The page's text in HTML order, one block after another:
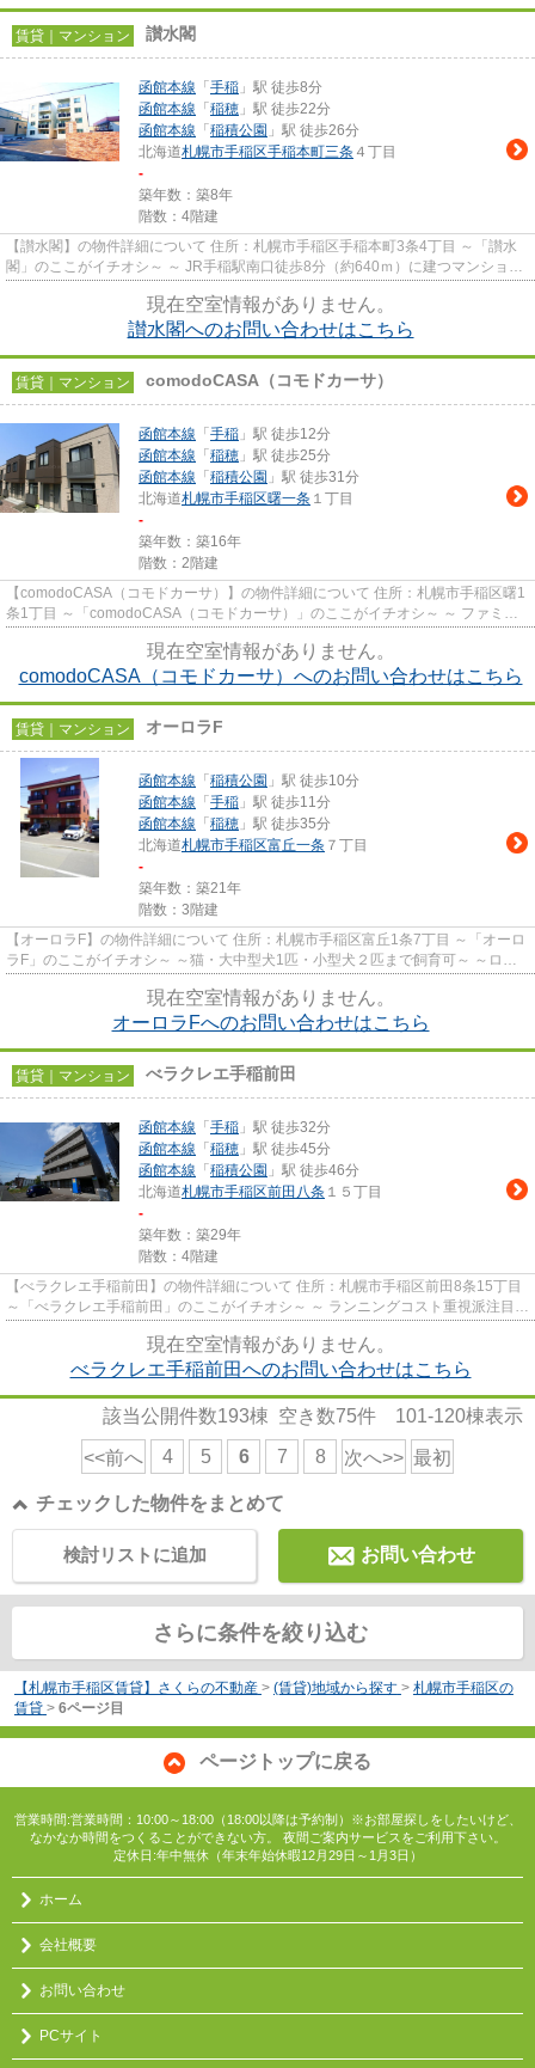
賃貸｜マンション 讃水閣
函館本線 「 手稲 」駅 徒歩8分
函館本線 「 稲穂 」駅 徒歩22分
函館本線 「 稲積公園 」駅 徒歩26分
北海道札幌市手稲区手稲本町三条 ４丁目
-
築年数：築8年
階数：4階建
【讃水閣】の物件詳細について 住所：札幌市手稲区手稲本町3条4丁目 ～「讃水
閣」のここがイチオシ～ ～ JR手稲駅南口徒歩8分（約640ｍ）に建つマンション
現在空室情報がありません。
讃水閣へのお問い合わせはこちら
賃貸｜マンション comodoCASA（コモドカーサ）
函館本線 「 手稲 」駅 徒歩12分
函館本線 「 稲穂 」駅 徒歩25分
函館本線 「 稲積公園 」駅 徒歩31分
北海道札幌市手稲区曙一条 １丁目
-
築年数：築16年
階数：2階建
【comodoCASA（コモドカーサ）】の物件詳細について 住所：札幌市手稲区曙1
条1丁目 ～「comodoCASA（コモドカーサ）」のここがイチオシ～ ～ ファミリ
現在空室情報がありません。
comodoCASA（コモドカーサ）へのお問い合わせはこちら
賃貸｜マンション オーロラF
函館本線 「 稲積公園 」駅 徒歩10分
函館本線 「 手稲 」駅 徒歩11分
函館本線 「 稲穂 」駅 徒歩35分
北海道札幌市手稲区富丘一条 ７丁目
-
築年数：築21年
階数：3階建
【オーロラF】の物件詳細について 住所：札幌市手稲区富丘1条7丁目 ～「オーロ
ラF」のここがイチオシ～ ～猫・大中型犬1匹・小型犬２匹まで飼育可～ ～ロー
現在空室情報がありません。
オーロラFへのお問い合わせはこちら
賃貸｜マンション べラクレエ手稲前田
函館本線 「 手稲 」駅 徒歩32分
函館本線 「 稲穂 」駅 徒歩45分
函館本線 「 稲積公園 」駅 徒歩46分
北海道札幌市手稲区前田八条 １５丁目
-
築年数：築29年
階数：4階建
【べラクレエ手稲前田】の物件詳細について 住所：札幌市手稲区前田8条15丁目
～「べラクレエ手稲前田」のここがイチオシ～ ～ ランニングコスト重視派注目の
現在空室情報がありません。
べラクレエ手稲前田へのお問い合わせはこちら
該当公開件数193棟 空き数75件 101-120棟表示
<<前へ 4 5 6 7 8 次へ>> 最初
チェックした物件をまとめて
お問い合わせ
検討リストに追加
さらに条件を絞り込む
【札幌市手稲区賃貸】さくらの不動産 > (賃貸)地域から探す > 札幌市手稲区の
賃貸 > 6ページ目
ページトップに戻る
営業時間:営業時間：10:00～18:00（18:00以降は予約制）※お部屋探しをしたいけど、
なかなか時間をつくることができない方。 夜間ご案内サービスをご利用下さい。
定休日:年中無休（年末年始休暇12月29日～1月3日）
ホーム
会社概要
お問い合わせ
PCサイト